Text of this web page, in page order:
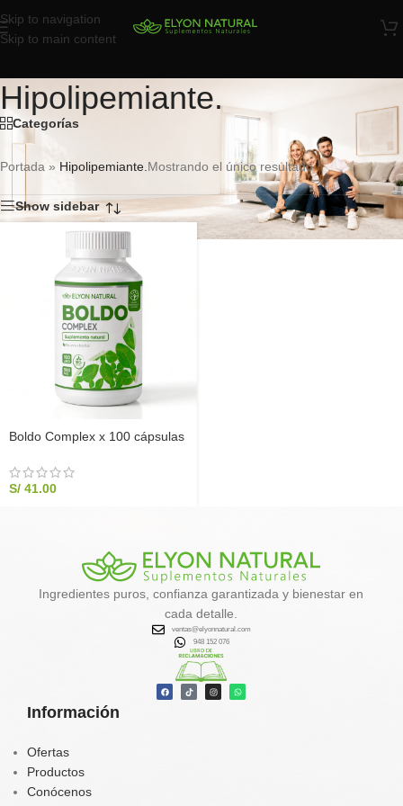
Skip to navigation
Skip to main content
Hipolipemiante.
Categorías
Portada » Hipolipemiante. Mostrando el único resultado
Show sidebar
Boldo Complex x 100 cápsulas
S/ 41.00
Información
Ofertas
Productos
Conócenos
Ingredientes puros, confianza garantizada y bienestar en
cada detalle.
ventas@elyonnatural.com
948 152 076